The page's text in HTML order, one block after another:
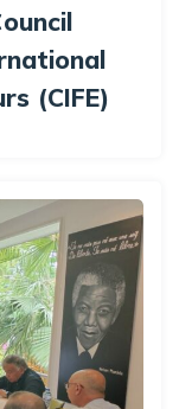
(CIFE)